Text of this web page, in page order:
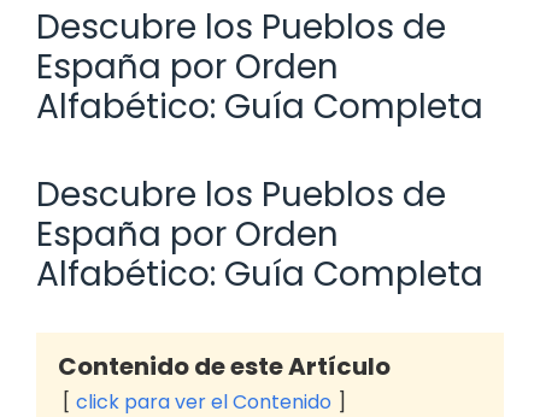
Descubre los Pueblos de
España por Orden
Alfabético: Guía Completa
Descubre los Pueblos de
España por Orden
Alfabético: Guía Completa
Contenido de este Artículo
click para ver el Contenido